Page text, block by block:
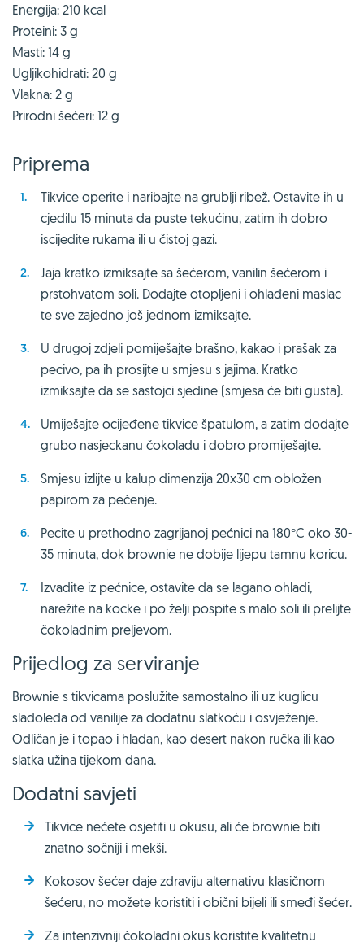
Energija: 210 kcal
Proteini: 3 g
Masti: 14 g
Ugljikohidrati: 20 g
Vlakna: 2 g
Prirodni šećeri: 12 g
Priprema
Tikvice operite i naribajte na grublji ribež. Ostavite ih u
cjedilu 15 minuta da puste tekućinu, zatim ih dobro
iscijedite rukama ili u čistoj gazi.
Jaja kratko izmiksajte sa šećerom, vanilin šećerom i
prstohvatom soli. Dodajte otopljeni i ohlađeni maslac
te sve zajedno još jednom izmiksajte.
U drugoj zdjeli pomiješajte brašno, kakao i prašak za
pecivo, pa ih prosijte u smjesu s jajima. Kratko
izmiksajte da se sastojci sjedine (smjesa će biti gusta).
Umiješajte ocijeđene tikvice špatulom, a zatim dodajte
grubo nasjeckanu čokoladu i dobro promiješajte.
Smjesu izlijte u kalup dimenzija 20x30 cm obložen
papirom za pečenje.
Pecite u prethodno zagrijanoj pećnici na 180°C oko 30-
35 minuta, dok brownie ne dobije lijepu tamnu koricu.
Izvadite iz pećnice, ostavite da se lagano ohladi,
narežite na kocke i po želji pospite s malo soli ili prelijte
čokoladnim preljevom.
Prijedlog za serviranje
Brownie s tikvicama poslužite samostalno ili uz kuglicu
sladoleda od vanilije za dodatnu slatkoću i osvježenje.
Odličan je i topao i hladan, kao desert nakon ručka ili kao
slatka užina tijekom dana.
Dodatni savjeti
Tikvice nećete osjetiti u okusu, ali će brownie biti
znatno sočniji i mekši.
Kokosov šećer daje zdraviju alternativu klasičnom
šećeru, no možete koristiti i obični bijeli ili smeđi šećer.
Za intenzivniji čokoladni okus koristite kvalitetnu